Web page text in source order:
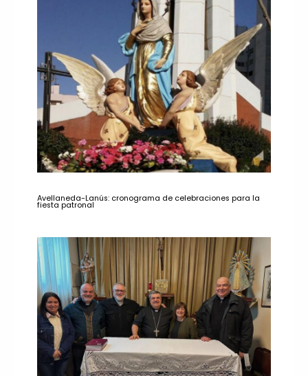
Avellaneda-Lanús: cronograma de celebraciones para la
fiesta patronal